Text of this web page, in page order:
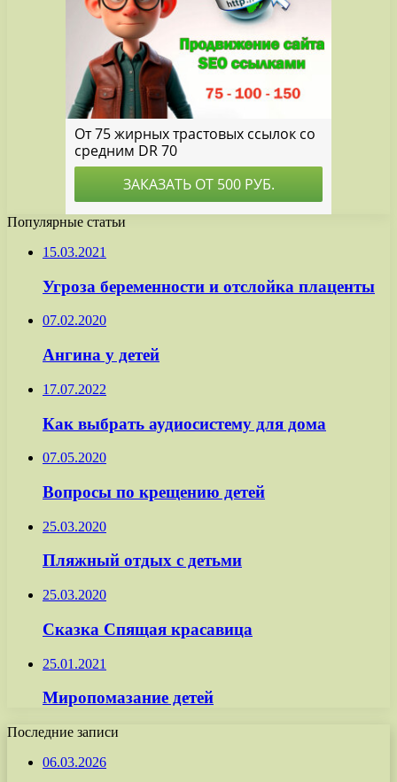
Популярные статьи
15.03.2021
Угроза беременности и отслойка плаценты
07.02.2020
Ангина у детей
17.07.2022
Как выбрать аудиосистему для дома
07.05.2020
Вопросы по крещению детей
25.03.2020
Пляжный отдых с детьми
25.03.2020
Сказка Спящая красавица
25.01.2021
Миропомазание детей
Последние записи
06.03.2026